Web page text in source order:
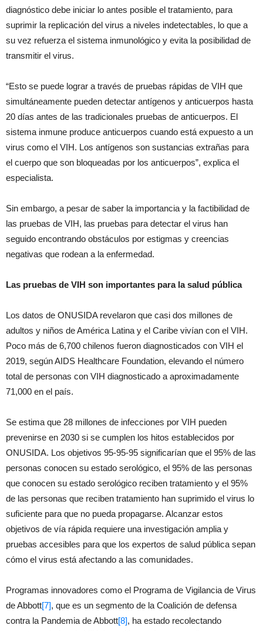
diagnóstico debe iniciar lo antes posible el tratamiento, para
suprimir la replicación del virus a niveles indetectables, lo que a
su vez refuerza el sistema inmunológico y evita la posibilidad de
transmitir el virus.
“Esto se puede lograr a través de pruebas rápidas de VIH que
simultáneamente pueden detectar antígenos y anticuerpos hasta
20 días antes de las tradicionales pruebas de anticuerpos. El
sistema inmune produce anticuerpos cuando está expuesto a un
virus como el VIH. Los antígenos son sustancias extrañas para
el cuerpo que son bloqueadas por los anticuerpos”, explica el
especialista.
Sin embargo, a pesar de saber la importancia y la factibilidad de
las pruebas de VIH, las pruebas para detectar el virus han
seguido encontrando obstáculos por estigmas y creencias
negativas que rodean a la enfermedad.
Las pruebas de VIH son importantes para la salud pública
Los datos de ONUSIDA revelaron que casi dos millones de
adultos y niños de América Latina y el Caribe vivían con el VIH.
Poco más de 6,700 chilenos fueron diagnosticados con VIH el
2019, según AIDS Healthcare Foundation, elevando el número
total de personas con VIH diagnosticado a aproximadamente
71,000 en el país.
Se estima que 28 millones de infecciones por VIH pueden
prevenirse en 2030 si se cumplen los hitos establecidos por
ONUSIDA. Los objetivos 95-95-95 significarían que el 95% de las
personas conocen su estado serológico, el 95% de las personas
que conocen su estado serológico reciben tratamiento y el 95%
de las personas que reciben tratamiento han suprimido el virus lo
suficiente para que no pueda propagarse. Alcanzar estos
objetivos de vía rápida requiere una investigación amplia y
pruebas accesibles para que los expertos de salud pública sepan
cómo el virus está afectando a las comunidades.
Programas innovadores como el Programa de Vigilancia de Virus
de Abbott[7], que es un segmento de la Coalición de defensa
contra la Pandemia de Abbott[8], ha estado recolectando